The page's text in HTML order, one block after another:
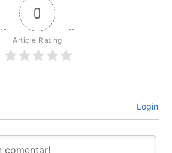
0
Article Rating
Login